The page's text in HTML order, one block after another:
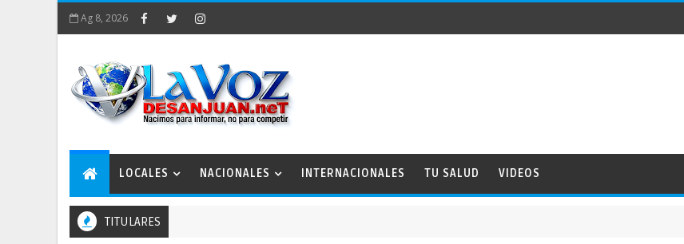
Ag 8, 2026
LOCALES NACIONALES INTERNACIONALES TU SALUD VIDEOS
TITULARES